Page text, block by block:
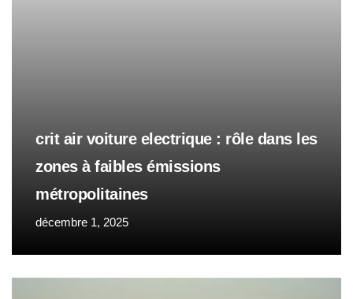
crit air voiture electrique : rôle dans les
zones à faibles émissions
métropolitaines
décembre 1, 2025